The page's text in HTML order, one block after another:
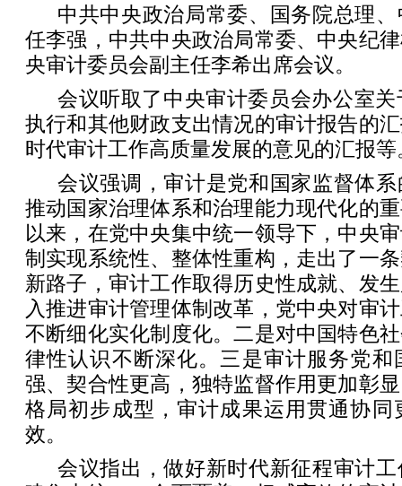
中共中央政治局常委、国务院总理
任李强，中共中央政治局常委、中央纪
央审计委员会副主任李希出席会议。
会议听取了中央审计委员会办公室
执行和其他财政支出情况的审计报告的
时代审计工作高质量发展的意见的汇报等
会议强调，审计是党和国家监督体
推动国家治理体系和治理能力现代化的
以来，在党中央集中统一领导下，中央
制实现系统性、整体性重构，走出了一
新路子，审计工作取得历史性成就、发
入推进审计管理体制改革，党中央对审
不断细化实化制度化。二是对中国特色
律性认识不断深化。三是审计服务党和
强、契合性更高，独特监督作用更加彰
格局初步成型，审计成果运用贯通协同
效。
会议指出，做好新时代新征程审计